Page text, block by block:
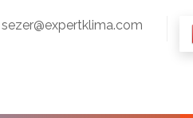
sezer@expertklima.com